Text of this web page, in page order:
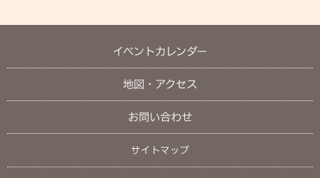
イベントカレンダー
地図・アクセス
お問い合わせ
サイトマップ